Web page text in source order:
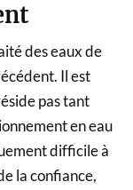
des eaux de
Il est
pas tant
en eau
difficile à
la confiance,